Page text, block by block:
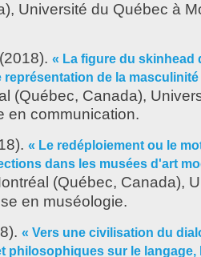
Université du Québec à
(2018). « La figure du skinhead
représentation de la
(Québec, Canada),
en communication.
« Le redéploiement ou le
dans les musées d'art
(Québec, Canada),
en muséologie.
« Vers une civilisation du
philosophiques sur le langage,